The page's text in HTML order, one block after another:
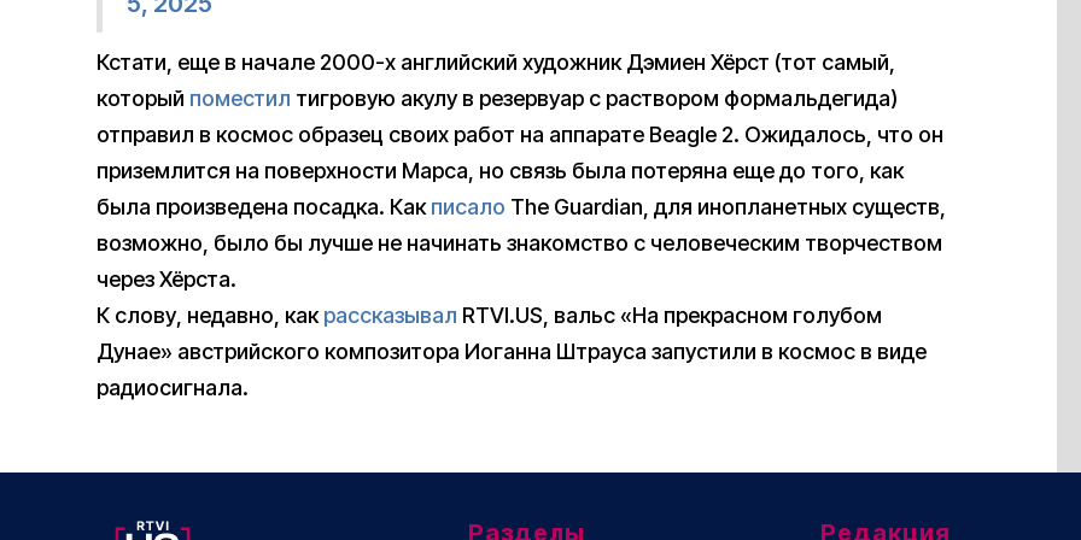
Кстати, еще в начале 2000-х английский художник Дэмиен Хёрст (тот самый,
который поместил тигровую акулу в резервуар с раствором формальдегида)
отправил в космос образец своих работ на аппарате Beagle 2. Ожидалось, что он
приземлится на поверхности Марса, но связь была потеряна еще до того, как
была произведена посадка. Какписало The Guardian, для инопланетных существ,
возможно, было бы лучше не начинать знакомство с человеческим творчеством
через Хёрста.
К слову, недавно, какрассказывал RTVI.US, вальс «На прекрасном голубом
Дунае» австрийского композитора Иоганна Штрауса запустили в космос в виде
радиосигнала.
Разделы Редакция